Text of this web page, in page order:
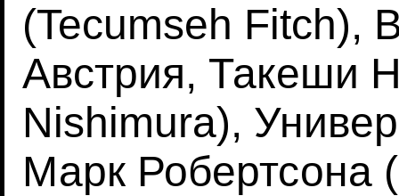
(Tecumseh Fitch),
Австрия, Такеши
Nishimura),
Марк Робертсона